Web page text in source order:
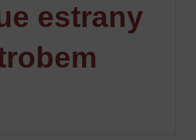
estrany